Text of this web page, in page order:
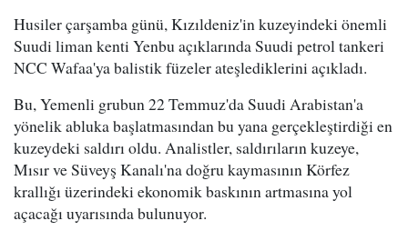
Husiler çarşamba günü, Kızıldeniz'in kuzeyindeki önemli
Suudi liman kenti Yenbu açıklarında Suudi petrol tankeri
NCC Wafaa'ya balistik füzeler ateşlediklerini açıkladı.
Bu, Yemenli grubun 22 Temmuz'da Suudi Arabistan'a
yönelik abluka başlatmasından bu yana gerçekleştirdiği en
kuzeydeki saldırı oldu. Analistler, saldırıların kuzeye,
Mısır ve Süveyş Kanalı'na doğru kaymasının Körfez
krallığı üzerindeki ekonomik baskının artmasına yol
açacağı uyarısında bulunuyor.